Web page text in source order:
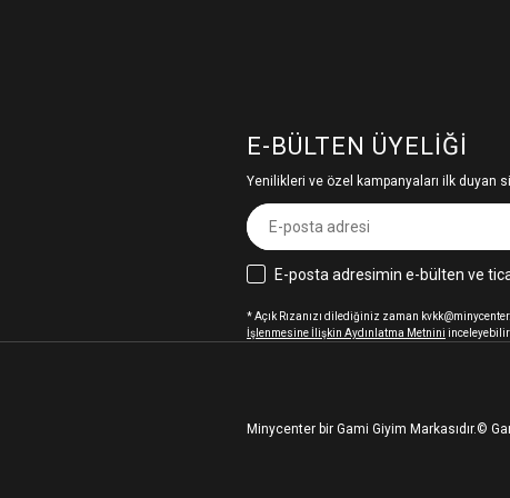
E-BÜLTEN ÜYELIĞI
Yenilikleri ve özel kampanyaları ilk duyan
E-posta adresimin e-bülten ve
* Açık Rızanızı dilediğiniz zaman
İşlenmesine İlişkin Aydınlatma Metnini
Minycenter bir Gami Giyim Markasıdır. ©